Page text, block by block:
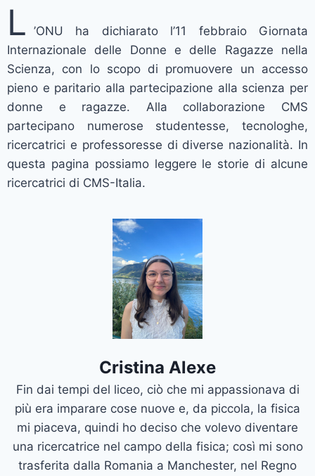
L ’ONU ha dichiarato l’11 febbraio Giornata
Internazionale delle Donne e delle Ragazze nella
Scienza, con lo scopo di promuovere un accesso
pieno e paritario alla partecipazione alla scienza per
donne e ragazze. Alla collaborazione CMS
partecipano numerose studentesse, tecnologhe,
ricercatrici e professoresse di diverse nazionalità. In
questa pagina possiamo leggere le storie di alcune
ricercatrici di CMS-Italia.
Cristina Alexe
Fin dai tempi del liceo, ciò che mi appassionava di
più era imparare cose nuove e, da piccola, la fisica
mi piaceva, quindi ho deciso che volevo diventare
una ricercatrice nel campo della fisica; così mi sono
trasferita dalla Romania a Manchester, nel Regno